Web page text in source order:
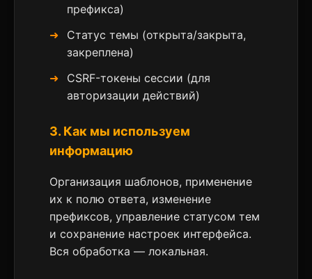
префикса)
Статус темы (открыта/закрыта,
закреплена)
CSRF-токены сессии (для
авторизации действий)
3. Как мы используем
информацию
Организация шаблонов, применение
их к полю ответа, изменение
префиксов, управление статусом тем
и сохранение настроек интерфейса.
Вся обработка — локальная.